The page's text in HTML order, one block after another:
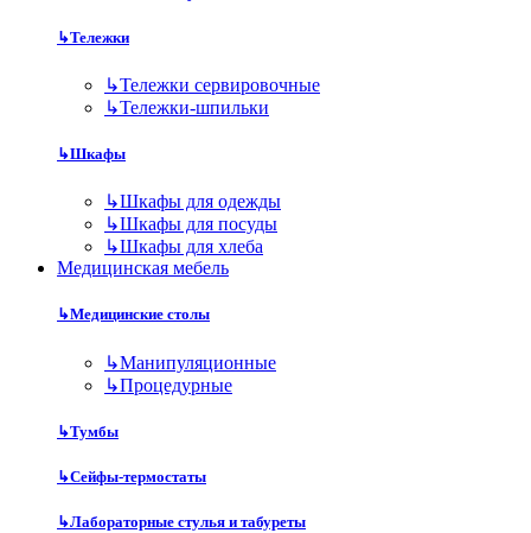
↳Тележки
↳Тележки сервировочные
↳Тележки-шпильки
↳Шкафы
↳Шкафы для одежды
↳Шкафы для посуды
↳Шкафы для хлеба
Медицинская мебель
↳Медицинские столы
↳Манипуляционные
↳Процедурные
↳Тумбы
↳Сейфы-термостаты
↳Лабораторные стулья и табуреты